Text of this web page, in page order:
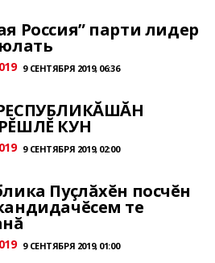
Россия” парти лидер
9 СЕНТЯБРЯ 2019, 06:36
КУН
9 СЕНТЯБРЯ 2019, 02:00
Пуçлăхĕн посчĕн
те
9 СЕНТЯБРЯ 2019, 01:00